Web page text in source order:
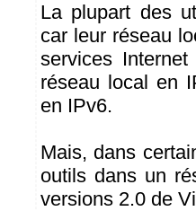
La plupart des
car leur réseau
services
réseau local en
en IPv6.
Mais, dans
outils dans un
versions 2.0 de